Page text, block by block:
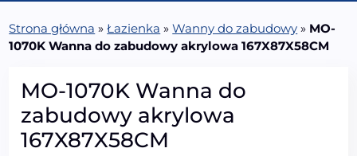
Strona główna »Łazienka »Wanny do zabudowy » MO-
1070K Wanna do zabudowy akrylowa 167X87X58CM
MO-1070K Wanna do
zabudowy akrylowa
167X87X58CM